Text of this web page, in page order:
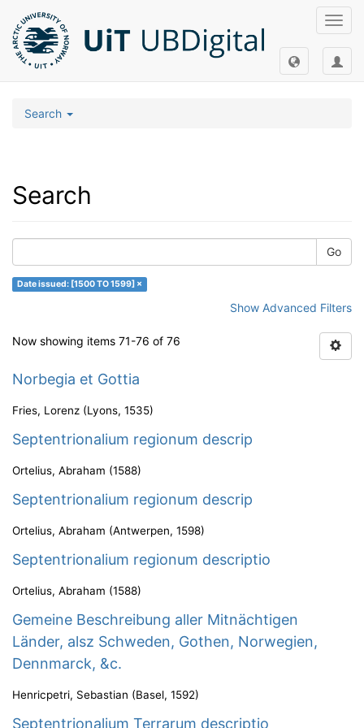
Search
Search
Go
Date issued: [1500 TO 1599] ×
Show Advanced Filters
Now showing items 71-76 of 76
Norbegia et Gottia
Fries, Lorenz (Lyons, 1535)
Septentrionalium regionum descrip
Ortelius, Abraham (1588)
Septentrionalium regionum descrip
Ortelius, Abraham (Antwerpen, 1598)
Septentrionalium regionum descriptio
Ortelius, Abraham (1588)
Gemeine Beschreibung aller Mitnächtigen
Länder, alsz Schweden, Gothen, Norwegien,
Dennmarck, &c.
Henricpetri, Sebastian (Basel, 1592)
Septentrionalium Terrarum descriptio